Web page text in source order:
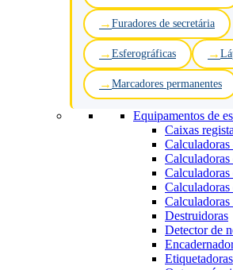
Furadores de secretária
Esferográficas
Marcadores permanentes
Equipamentos de
Caixas
Calculadoras
Calculadoras
Calculadoras
Calculadoras
Destruidoras
Detector de
Etiquetadoras